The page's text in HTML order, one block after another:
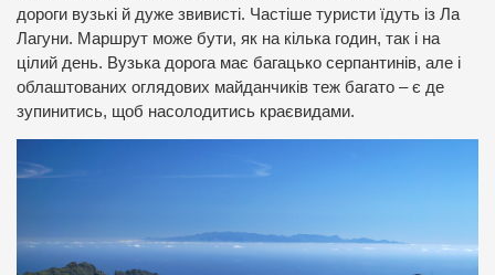
дороги вузькі й дуже звивисті. Частіше туристи їдуть із Ла
Лагуни. Маршрут може бути, як на кілька годин, так і на
цілий день. Вузька дорога має багацько серпантинів, але і
облаштованих оглядових майданчиків теж багато – є де
зупинитись, щоб насолодитись краєвидами.